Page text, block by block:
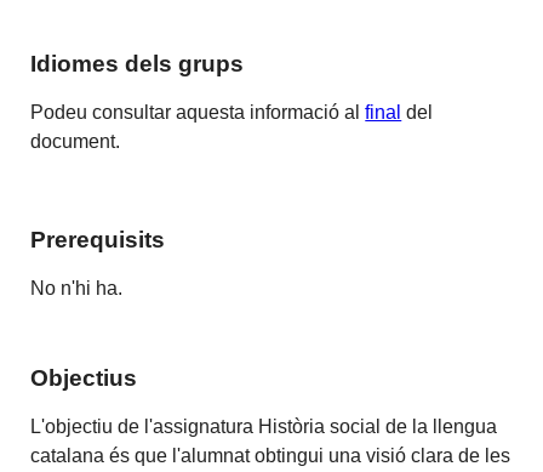
Idiomes dels grups
Podeu consultar aquesta informació alfinal del
document.
Prerequisits
No n'hi ha.
Objectius
L'objectiu de l'assignatura Història social de la llengua
catalana és que l'alumnat obtingui una visió clara de les